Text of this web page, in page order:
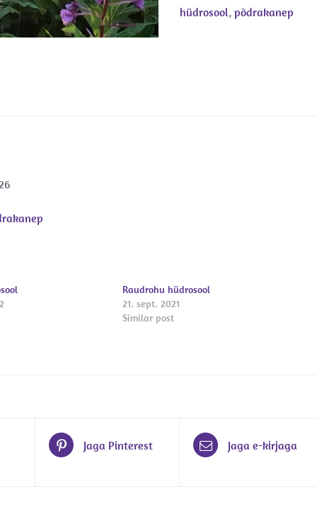
hüdrosool, põdrakanep
Raudrohu hüdrosool
21. sept. 2021
Similar post
Jaga Pinterest Jaga e-kirjaga